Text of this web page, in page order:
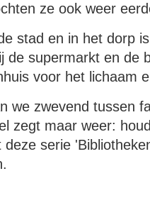
ze ook weer
stad en in het dorp
de supermarkt en de
voor het lichaam
we zwevend tussen
zegt maar weer:
deze serie